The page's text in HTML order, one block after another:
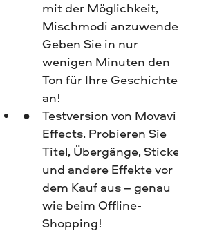
mit der Möglichkeit,
Mischmodi anzuwenden.
Geben Sie in nur
wenigen Minuten den
Ton für Ihre Geschichte
an!
Testversion von Movavi
Effects. Probieren Sie
Titel, Übergänge, Sticker
und andere Effekte vor
dem Kauf aus – genau
wie beim Offline-
Shopping!